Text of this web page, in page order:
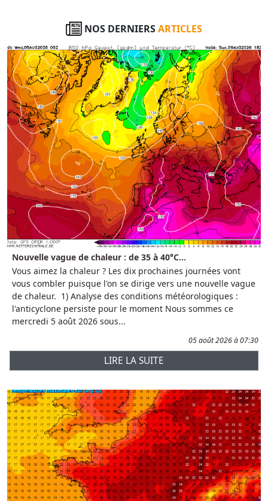
NOS DERNIERSARTICLES
Nouvelle vague de chaleur : de 35 à 40°C...
Vous aimez la chaleur ? Les dix prochaines journées vont
vous combler puisque l'on se dirige vers une nouvelle vague
de chaleur. 1) Analyse des conditions météorologiques :
l'anticyclone persiste pour le moment Nous sommes ce
mercredi 5 août 2026 sous...
05 août 2026 à 07:30
LIRE LA SUITE